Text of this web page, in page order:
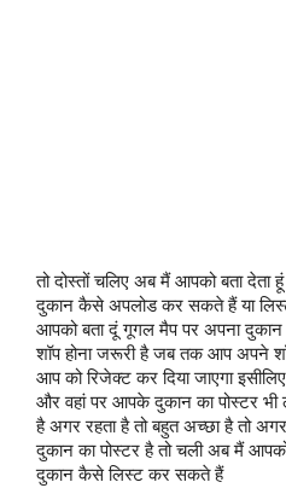
तो दोस्तों चलिए अब मैं आपको बता
दुकान कैसे अपलोड कर सकते हैं या
आपको बता दूं गूगल मैप पर अपना
शॉप होना जरूरी है जब तक आप अपने
आप को रिजेक्ट कर दिया जाएगा
और वहां पर आपके दुकान का पोस्टर भी
है अगर रहता है तो बहुत अच्छा है तो
दुकान का पोस्टर है तो चली अब मैं
दुकान कैसे लिस्ट कर सकते हैं